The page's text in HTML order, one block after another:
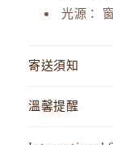
光源：
寄送須知
溫馨提醒